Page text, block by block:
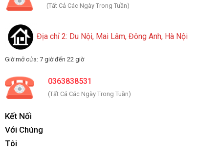
(Tất Cả Các Ngày Trong Tuần)
Địa chỉ 2: Du Nội, Mai Lâm, Đông Anh, Hà Nội
Giờ mở cửa: 7 giờ đến 22 giờ
0363838531
(Tất Cả Các Ngày Trong Tuần)
Kết Nối
Với Chúng
Tôi